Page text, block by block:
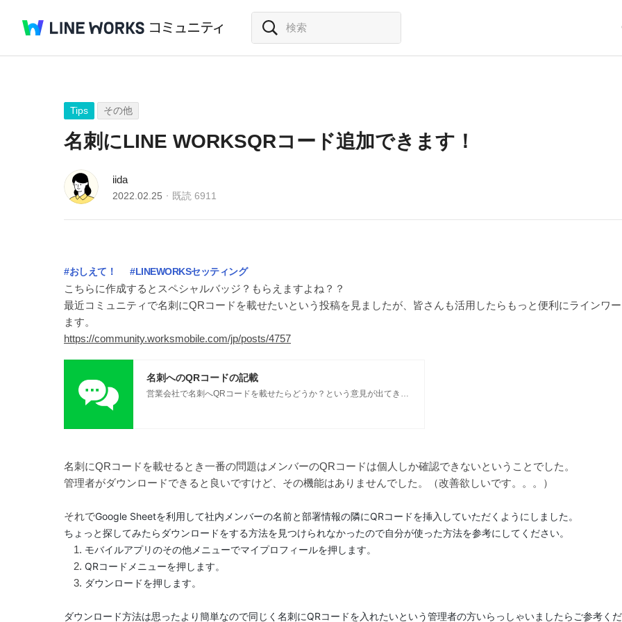
Tips その他
名刺にLINE WORKSQRコード追加できます！
iida
2022.02.25 既読 6911
#おしえて！ #LINEWORKSセッティング
こちらに作成するとスペシャルバッジ？もらえますよね？？
最近コミュニティで名刺にQRコードを載せたいという投稿を見ましたが、皆さんも活用したらもっと便利にラインワ
ます。
https://community.worksmobile.com/jp/posts/4757
名刺へのQRコードの記載
営業会社で名刺へQRコードを載せたらどうか？という意見が出てきおり他でも名刺にQRコードを載せておられる事例は見ていたのですが いざ取り組もうと思うと管理者画面(Admin)では個人のQRコードの確認はできず、それぞれが
名刺にQRコードを載せるとき一番の問題はメンバーのQRコードは個人しか確認できないということでした。
管理者がダウンロードできると良いですけど、その機能はありませんでした。（改善欲しいです。。。）
それでGoogle Sheetを利用して社内メンバーの名前と部署情報の隣にQRコードを挿入していただくようにしました。
ちょっと探してみたらダウンロードをする方法を見つけられなかったので自分が使った方法を参考にしてください。
モバイルアプリのその他メニューでマイプロフィールを押します。
QRコードメニューを押します。
ダウンロードを押します。
ダウンロード方法は思ったより簡単なので同じく名刺にQRコードを入れたいという管理者の方いらっしゃいましたらご参考く